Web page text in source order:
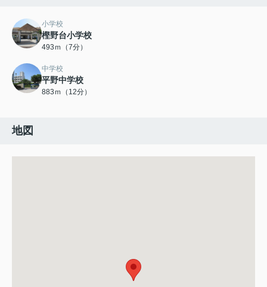
小学校
樫野台小学校
493ｍ（7分）
中学校
平野中学校
883ｍ（12分）
地図